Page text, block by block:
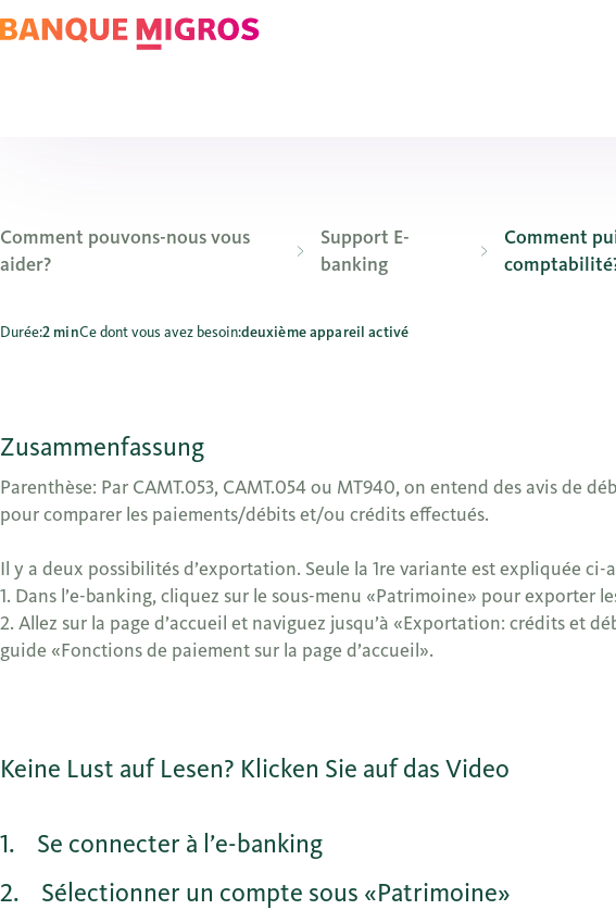
Comment pouvons-nous vous
aider?
Support E-
banking
Comment
Comment puis-je exporter des avis de crédit ou de débit pour mon système
Durée:2 minCe dont vous avez besoin:deuxième appareil activé
Zusammenfassung
Parenthèse: Par CAMT.053, CAMT.054 ou MT940, on entend des avis de
pour comparer les paiements/débits et/ou crédits effectués.
Il y a deux possibilités d’exportation. Seule la 1re variante est expliquée ci-
1. Dans l’e-banking, cliquez sur le sous-menu «Patrimoine» pour exporter
2. Allez sur la page d’accueil et naviguez jusqu’à «Exportation: crédits et
guide «Fonctions de paiement sur la page d’accueil».
Keine Lust auf Lesen? Klicken Sie auf das Video
1
Se connecter à l’e-banking
2
Sélectionner un compte sous «Patrimoine»